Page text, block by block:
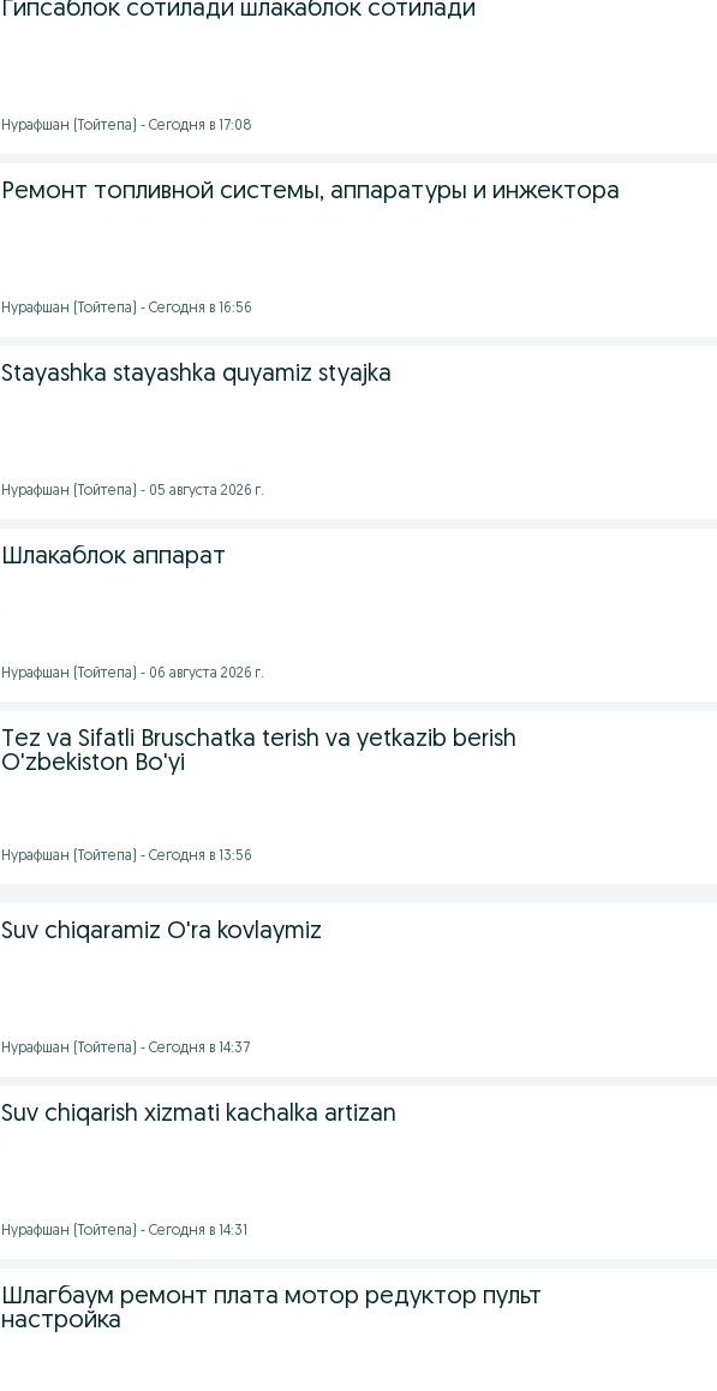
Гипсаблок сотилади шлакаблок сотилади
Нурафшан (Тойтепа) - Сегодня в 17:08
Ремонт топливной системы, аппаратуры и инжектора
Нурафшан (Тойтепа) - Сегодня в 16:56
Stayashka stayashka quyamiz styajka
Нурафшан (Тойтепа) - 05 августа 2026 г.
Шлакаблок аппарат
Нурафшан (Тойтепа) - 06 августа 2026 г.
Tez va Sifatli Bruschatka terish va yetkazib berish
O'zbekiston Bo'yi
Нурафшан (Тойтепа) - Сегодня в 13:56
Suv chiqaramiz O'ra kovlaymiz
Нурафшан (Тойтепа) - Сегодня в 14:37
Suv chiqarish xizmati kachalka artizan
Нурафшан (Тойтепа) - Сегодня в 14:31
Шлагбаум ремонт плата мотор редуктор пульт
настройка